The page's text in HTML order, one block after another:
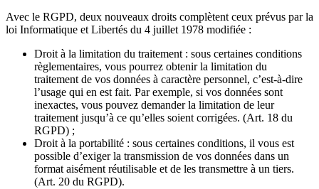
Avec le RGPD, deux nouveaux droits complètent ceux prévus par la
loi Informatique et Libertés du 4 juillet 1978 modifiée :
Droit à la limitation du traitement : sous certaines conditions
règlementaires, vous pourrez obtenir la limitation du
traitement de vos données à caractère personnel, c’est-à-dire
l’usage qui en est fait. Par exemple, si vos données sont
inexactes, vous pouvez demander la limitation de leur
traitement jusqu’à ce qu’elles soient corrigées. (Art. 18 du
RGPD) ;
Droit à la portabilité : sous certaines conditions, il vous est
possible d’exiger la transmission de vos données dans un
format aisément réutilisable et de les transmettre à un tiers.
(Art. 20 du RGPD).